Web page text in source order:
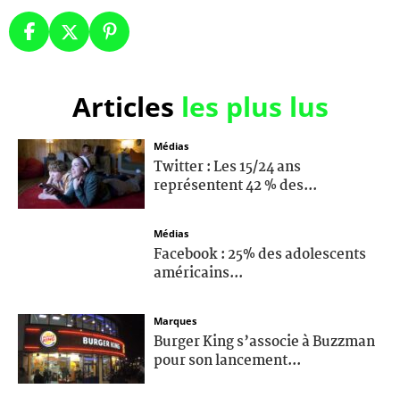
Articles les plus lus
Médias
Twitter : Les 15/24 ans
représentent 42 % des...
Médias
Facebook : 25% des adolescents
américains...
Marques
Burger King s’associe à Buzzman
pour son lancement...